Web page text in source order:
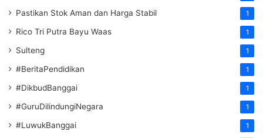
Pastikan Stok Aman dan Harga Stabil 1
Rico Tri Putra Bayu Waas 1
Sulteng 1
#BeritaPendidikan 1
#DikbudBanggai 1
#GuruDilindungiNegara 1
#LuwukBanggai 1